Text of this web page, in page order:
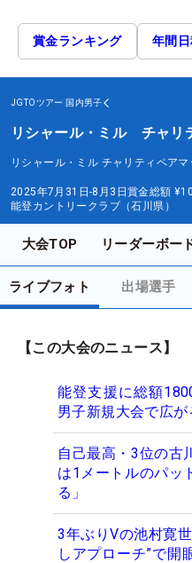
賞金ランキング 年間
JGTOツアー 国内男子
リシャール・ミル チャリ
リシャール・ミル チャリティペアマ
2025年7月31日-8月3日賞金総額
能登カントリークラブ（石川県）
大会TOP リーダーボー
ライブフォト 出場選手
【この大会のニュース】
能登支援に総額
男子新規大会で広
自己最高・3位の
は1メートルのパッ
る」
3年ぶりVの池村寛
しアプローチ”で開